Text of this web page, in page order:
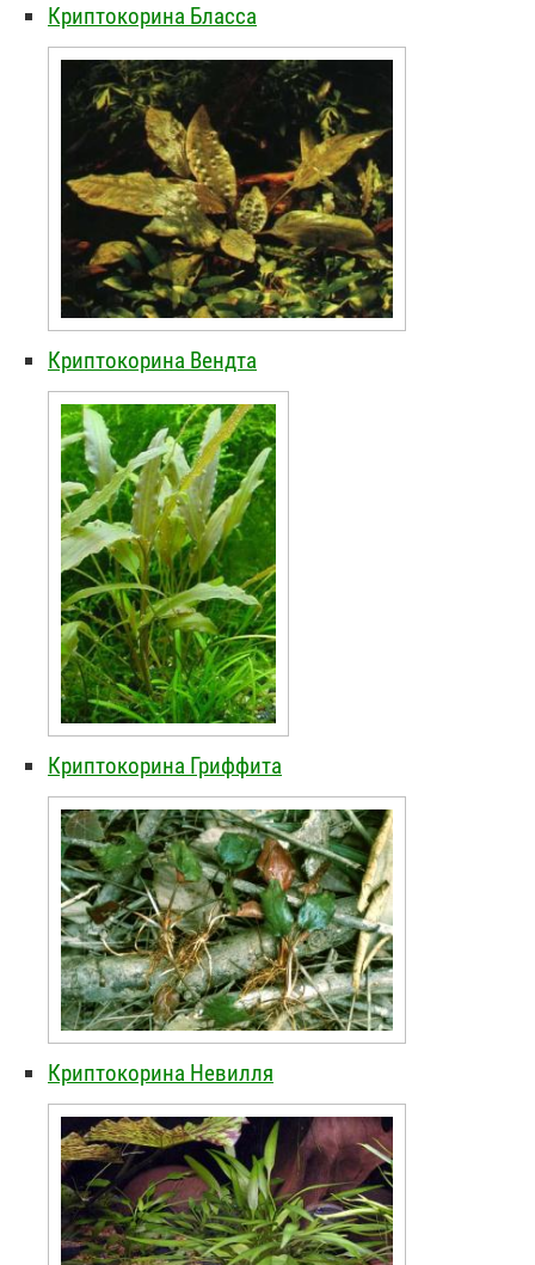
Криптокорина Бласса
Криптокорина Вендта
Криптокорина Гриффита
Криптокорина Невилля